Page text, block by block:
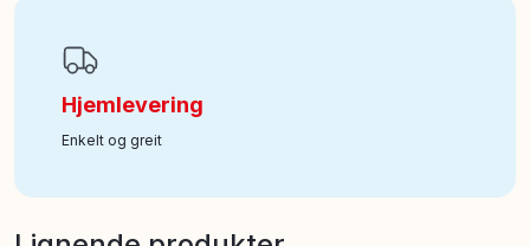
Hjemlevering
Enkelt og greit